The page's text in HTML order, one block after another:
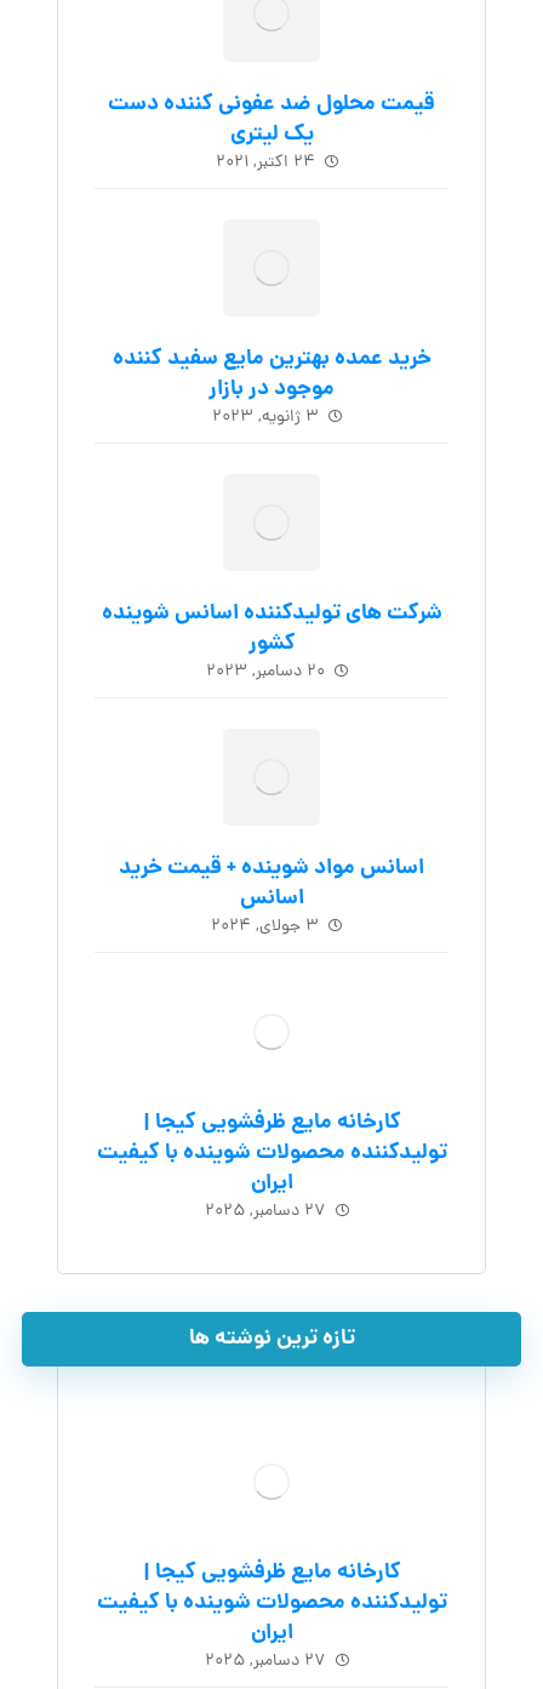
قیمت محلول ضد عفونی کننده دست
یک لیتری
۲۴ اکتبر, ۲۰۲۱
خرید عمده بهترین مایع سفید کننده
موجود در بازار
۳ ژانویه, ۲۰۲۳
شرکت های تولیدکننده اسانس شوینده
کشور
۲۰ دسامبر, ۲۰۲۳
اسانس مواد شوینده + قیمت خرید
اسانس
۳ جولای, ۲۰۲۴
کارخانه مایع ظرفشویی کیجا |
تولیدکننده محصولات شوینده با کیفیت
ایران
۲۷ دسامبر, ۲۰۲۵
تازه ترین نوشته ها
کارخانه مایع ظرفشویی کیجا |
تولیدکننده محصولات شوینده با کیفیت
ایران
۲۷ دسامبر, ۲۰۲۵